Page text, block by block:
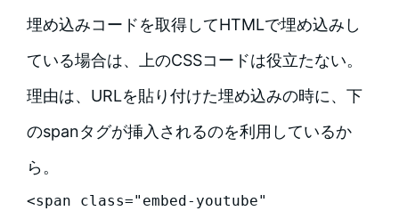
埋め込みコードを取得してHTMLで埋め込みし
ている場合は、上のCSSコードは役立たない。
理由は、URLを貼り付けた埋め込みの時に、下
のspanタグが挿入されるのを利用しているか
ら。
<span class="embed-youtube"